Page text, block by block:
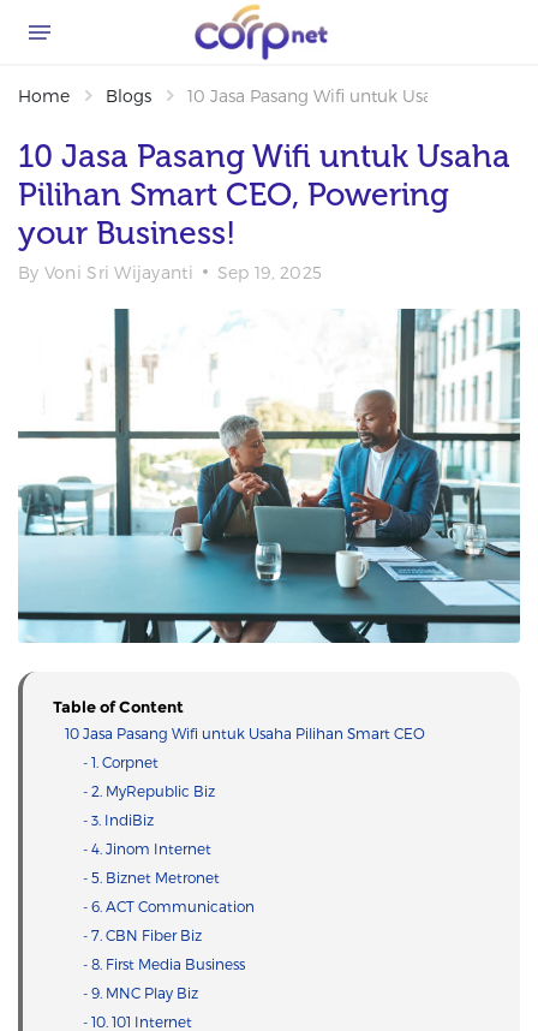
Home Blogs 10 Jasa Pasang Wifi untuk Usaha Pilihan
10 Jasa Pasang Wifi untuk Usaha
Pilihan Smart CEO, Powering
your Business!
By Voni Sri Wijayanti Sep 19, 2025
Table of Content
10 Jasa Pasang Wifi untuk Usaha Pilihan Smart CEO
- 1. Corpnet
- 2. MyRepublic Biz
- 3. IndiBiz
- 4. Jinom Internet
- 5. Biznet Metronet
- 6. ACT Communication
- 7. CBN Fiber Biz
- 8. First Media Business
- 9. MNC Play Biz
- 10. 101 Internet